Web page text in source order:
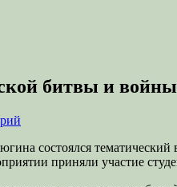
битвы и
состоялся
приняли участие